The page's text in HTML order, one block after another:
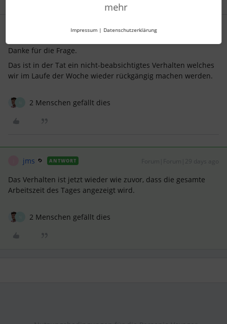
Forum|Forum|30 days ago
Danke für die Frage.
Das ist in der Tat ein nicht-beabsichtigtes Verhalten welches
wir im Laufe der Woche wieder rückgängig machen werden.
2 Menschen gefällt dies
jms ANTWORT
Das Verhalten ist jetzt wieder wie zuvor, dass die gesamte
Arbeitszeit des Tages angezeigt wird.
2 Menschen gefällt dies
mehr
Impressum | Datenschutzerklärung